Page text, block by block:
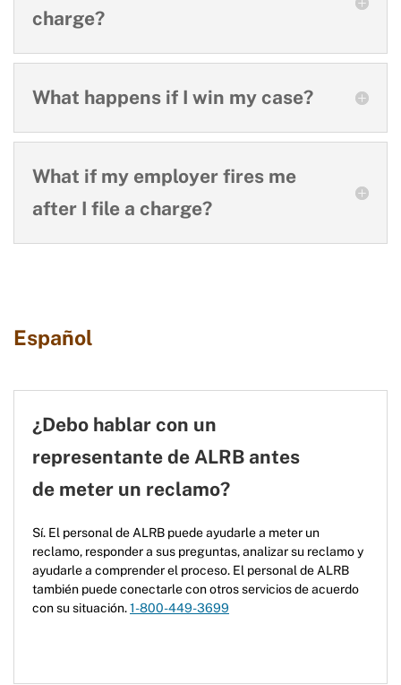
charge?
What happens if I win my case?
What if my employer fires me
after I file a charge?
Español
¿Debo hablar con un
representante de ALRB antes
de meter un reclamo?
Sí. El personal de ALRB puede ayudarle a meter un
reclamo, responder a sus preguntas, analizar su reclamo y
ayudarle a comprender el proceso. El personal de ALRB
también puede conectarle con otros servicios de acuerdo
con su situación.1-800-449-3699